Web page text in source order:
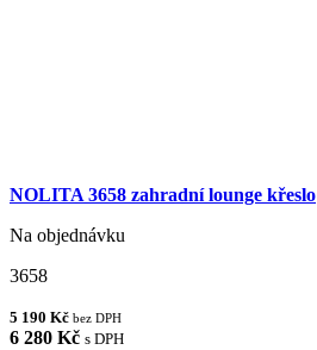
NOLITA 3658 zahradní lounge křeslo
Na objednávku
3658
5 190 Kč bez DPH
6 280 Kč s DPH